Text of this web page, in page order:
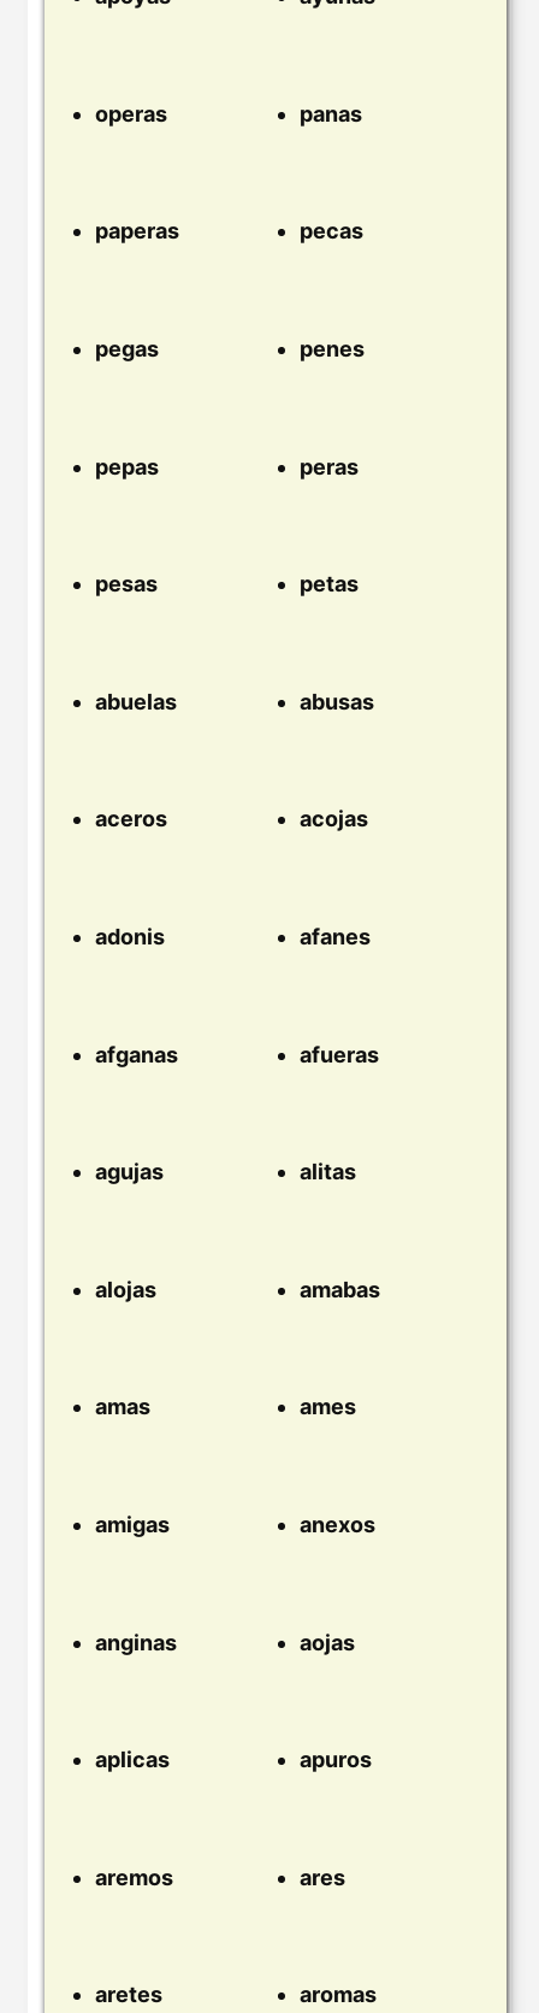
operas panas
paperas pecas
pegas penes
pepas peras
pesas petas
abuelas abusas
aceros acojas
adonis afanes
afganas afueras
agujas alitas
alojas amabas
amas ames
amigas anexos
anginas aojas
aplicas apuros
aremos ares
aretes aromas